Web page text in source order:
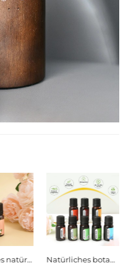
Vielseitiges natürliches ätherisches Öl für Aromatherapie zu Hause, als Auto-Frischhalter sowie für DIY-Duftprojekte Natürliches botanisches Aromatherapieöl | Reiner Pflanzenduft zur Raumluftverbesserung und zur Beruhigung des Geistes